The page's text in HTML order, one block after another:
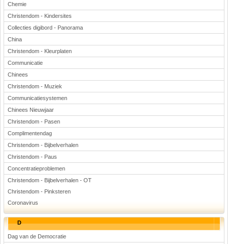
Chemie
Christendom - Kindersites
Collecties digibord - Panorama
China
Christendom - Kleurplaten
Communicatie
Chinees
Christendom - Muziek
Communicatiesystemen
Chinees Nieuwjaar
Christendom - Pasen
Complimentendag
Christendom - Bijbelverhalen
Christendom - Paus
Concentratieproblemen
Christendom - Bijbelverhalen - OT
Christendom - Pinksteren
Coronavirus
D
Dag van de Democratie